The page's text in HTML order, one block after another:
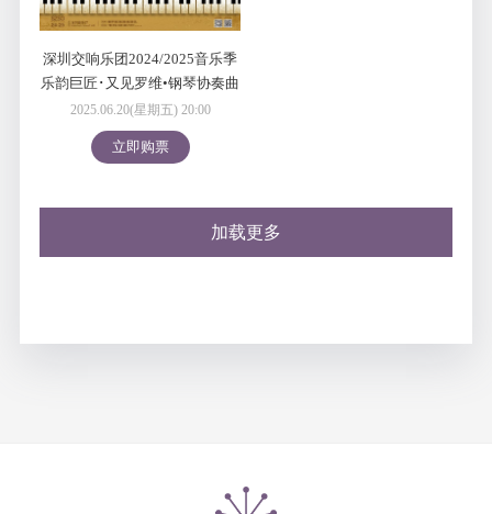
深圳交响乐团2024/2025音乐季
乐韵巨匠･又见罗维•钢琴协奏曲
音乐会
2025.06.20(星期五) 20:00
立即购票
加载更多